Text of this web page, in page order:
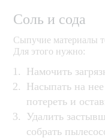
Соль и сода
Сыпучие материалы
Для этого нужно:
Намочить
Насыпать на
потереть и
Удалить
собрать